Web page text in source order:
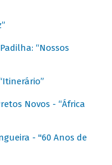
“Nossos
Novos - “África
- "60 Anos de